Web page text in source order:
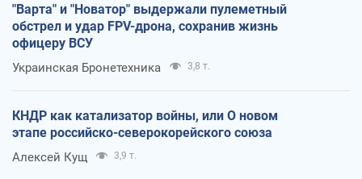
"Варта" и "Новатор" выдержали пулеметный
обстрел и удар FPV-дрона, сохранив жизнь
офицеру ВСУ
Украинская Бронетехника 3,8 т.
КНДР как катализатор войны, или О новом
этапе российско-северокорейского союза
Алексей Кущ 3,9 т.